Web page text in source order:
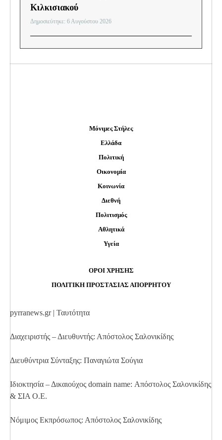
Κιλκισιακού
Δημοσιεύτηκε: 6 Αυγούστου 2026
Μόνιμες Στήλες
Ελλάδα
Πολιτική
Οικονομία
Κοινωνία
Διεθνή
Πολιτισμός
Αθλητικά
Υγεία
ΟΡΟΙ ΧΡΗΣΗΣ
ΠΟΛΙΤΙΚΗ ΠΡΟΣΤΑΣΙΑΣ ΑΠΟΡΡΗΤΟΥ
pyrranews.gr | Ταυτότητα
Διαχειριστής – Διευθυντής: Απόστολος Σαλονικίδης
Διευθύντρια Σύνταξης: Παναγιώτα Σούγια
Ιδιοκτησία – Δικαιούχος domain name: Απόστολος Σαλονικίδης
& ΣΙΑ Ο.Ε.
Νόμιμος Εκπρόσωπος: Απόστολος Σαλονικίδης